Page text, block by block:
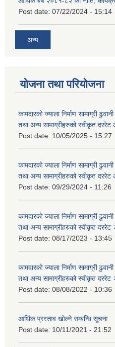
Post date: 07/22/2024 - 15:14
अन्य
योजना तथा परियोजना
कामदारको ज्याला निर्माण सामाग्री
तथा अन्य सामाग्रीहरुको स्वीकृत
Post date: 10/05/2025 - 15:27
कामदारको ज्याला निर्माण सामाग्री
तथा अन्य सामाग्रीहरुको स्वीकृत
Post date: 09/29/2024 - 11:26
कामदारको ज्याला निर्माण सामाग्री
तथा अन्य सामाग्रीहरुको स्वीकृत
Post date: 08/17/2023 - 13:45
कामदारको ज्याला निर्माण सामाग्री
तथा अन्य सामाग्रीहरुको स्वीकृत
Post date: 08/08/2022 - 10:36
आर्थिक प्रस्ताव खोल्ने सम्बन्धि सूचना
Post date: 10/11/2021 - 21:52